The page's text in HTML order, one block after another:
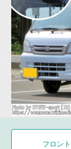
フロント